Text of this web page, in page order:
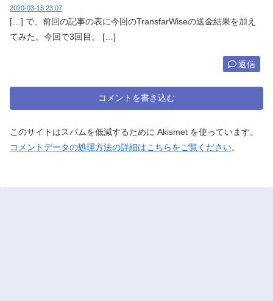
2020-03-15 23:07
[…] で、前回の記事の表に今回のTransfarWiseの送金結果を加え
てみた。今回で3回目。 […]
返信
コメントを書き込む
このサイトはスパムを低減するために Akismet を使っています。
コメントデータの処理方法の詳細はこちらをご覧ください。